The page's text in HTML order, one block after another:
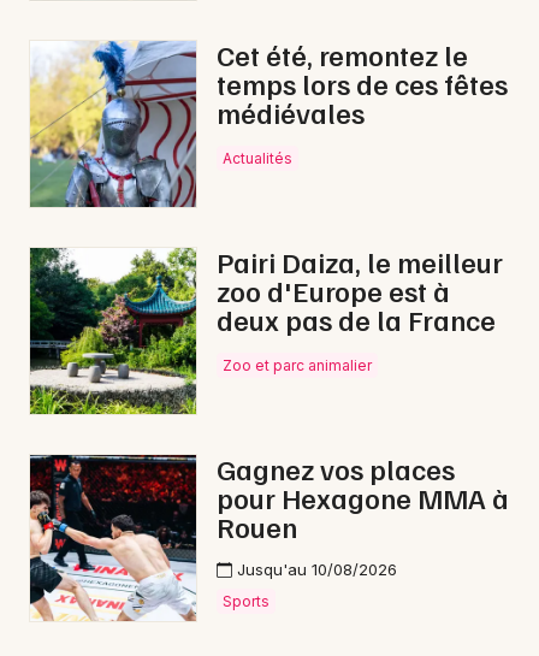
Sorties & loisirs
Festival dans la Manche
Festival en Basse-Normandie
Festival en Normandie
Newsletter des sorties
Artistes en tournée
Actus à Saint-Hilaire-du-Harcouët
Magazine à Saint-Hilaire-du-Harcouët
Cet été, remontez le
temps lors de ces fêtes
médiévales
Actualités
Pairi Daiza, le meilleur
zoo d'Europe est à
deux pas de la France
Zoo et parc animalier
Gagnez vos places
pour Hexagone MMA à
Rouen
Jusqu'au 10/08/2026
Sports